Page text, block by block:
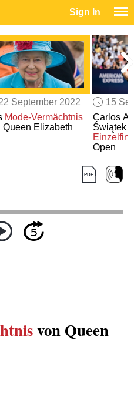
Sign In
September 2022
Mode-Vermächtnis
Queen Elizabeth
15
Carlos
Świątek
Open
von Queen